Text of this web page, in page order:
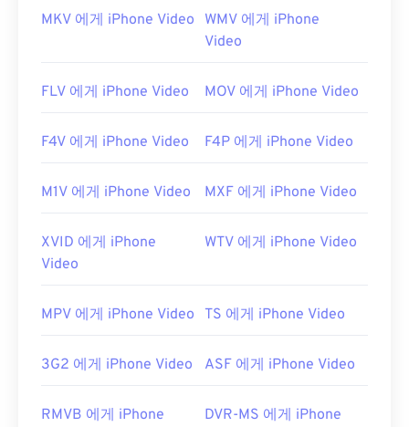
지원 항목을 검토해야 할 수도 있습니다. Apple은
파일을 여는
동영상 재생에 대한 도움말을
개발자: Apple Inc.
유용한 링크:
rmat
https://support.apple.com/guide/quicktime-
player/welcome/mac
MKV 에게 iPhone Video
WMV 에게 iPhone
Video
FLV 에게 iPhone Video MOV 에게 iPhone Video
F4V 에게 iPhone Video F4P 에게 iPhone Video
M1V 에게 iPhone Video MXF 에게 iPhone Video
XVID 에게 iPhone
Video
WTV 에게 iPhone Video
MPV 에게 iPhone Video TS 에게 iPhone Video
3G2 에게 iPhone Video ASF 에게 iPhone Video
RMVB 에게 iPhone
DVR-MS 에게 iPhone